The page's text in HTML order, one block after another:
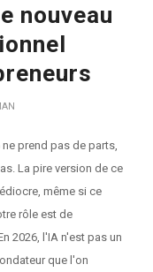
nouveau
prend pas de parts,
La pire version de ce
même si ce
rôle est de
2026, l'IA n'est pas un
que l'on